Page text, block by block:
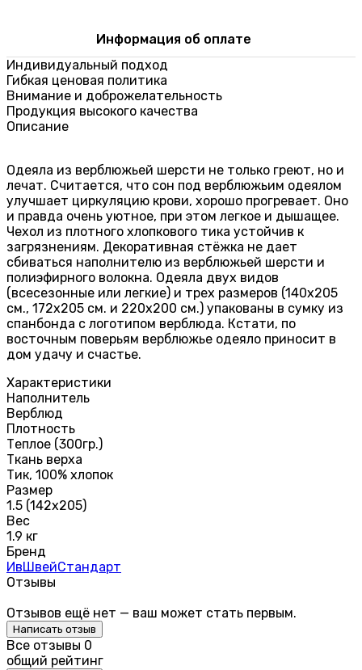
Информация об оплате
Индивидуальный подход
Гибкая ценовая политика
Внимание и доброжелательность
Продукция высокого качества
Описание
Одеяла из верблюжьей шерсти не только греют, но и
лечат. Считается, что сон под верблюжьим одеялом
улучшает циркуляцию крови, хорошо прогревает. Оно
и правда очень уютное, при этом легкое и дышащее.
Чехол из плотного хлопкового тика устойчив к
загрязнениям. Декоративная стёжка не дает
сбиваться наполнителю из верблюжьей шерсти и
полиэфирного волокна. Одеяла двух видов
(всесезонные или легкие) и трех размеров (140х205
см., 172х205 см. и 220х200 см.) упакованы в сумку из
спанбонда с логотипом верблюда. Кстати, по
восточным поверьям верблюжье одеяло приносит в
дом удачу и счастье.
Характеристики
Наполнитель
Верблюд
Плотность
Теплое (300гр.)
Ткань верха
Тик, 100% хлопок
Размер
1.5 (142х205)
Вес
1.9 кг
Бренд
ИвШвейСтандарт
Отзывы
Отзывов ещё нет — ваш может стать первым.
Написать отзыв
Все отзывы 0
общий рейтинг